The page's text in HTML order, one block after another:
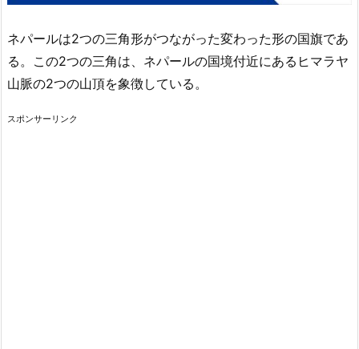
ネパールは2つの三角形がつながった変わった形の国旗であ
る。この2つの三角は、ネパールの国境付近にあるヒマラヤ
山脈の2つの山頂を象徴している。
スポンサーリンク